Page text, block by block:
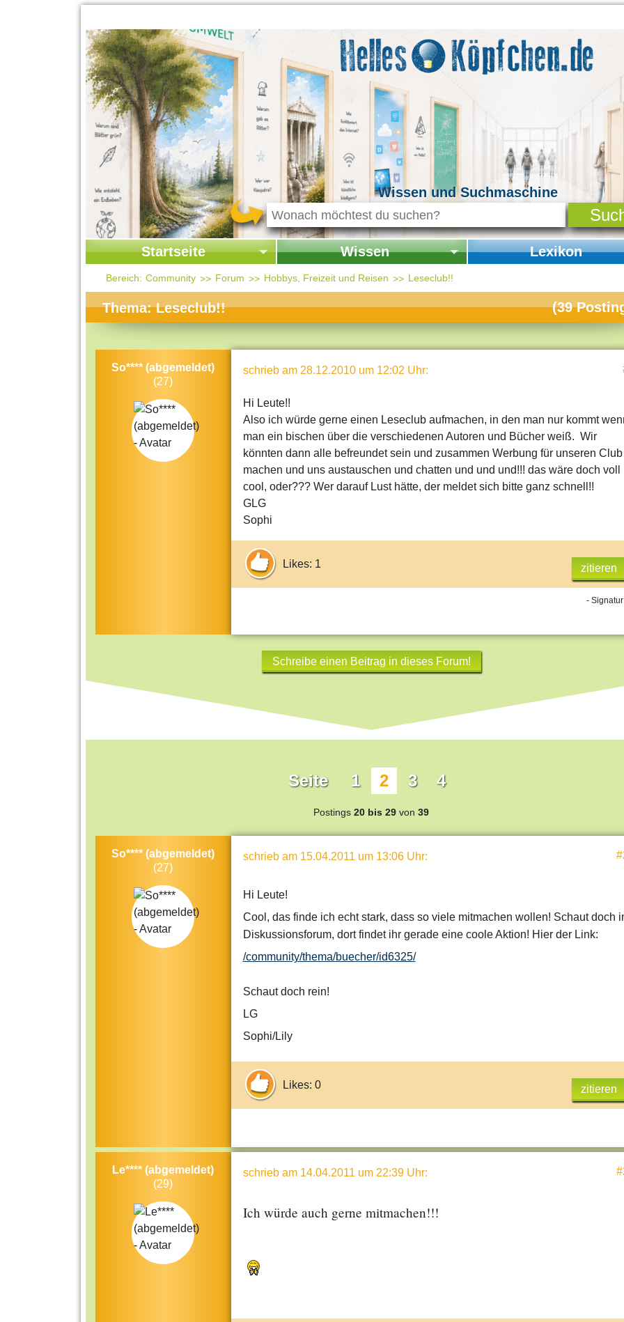
Wissen und Suchmaschine
Startseite
Startseite
Kontakt
Themen-Specials
Häufig gesucht
Beliebte Artikel
Wissen
Startseite Wissen
Kolumne
Mensch & Natur
Gesellschaft & Politik
Ratgeber & Tipps
Universum
Kunst
Technik
Fragen und Antworten
Lexikon
Bereich: Community Forum Hobbys, Freizeit und Reisen Leseclub!!
Thema: Leseclub!! (39
So**** (abgemeldet)
(27)
schrieb am 28.12.2010 um 12:02 Uhr:
Hi Leute!!
Also ich würde gerne einen Leseclub aufmachen, in den man nur kommt
man ein bischen über die verschiedenen Autoren und Bücher weiß. Wir
könnten dann alle befreundet sein und zusammen Werbung für unseren Club
machen und uns austauschen und chatten und und und!!! das wäre doch voll
cool, oder??? Wer darauf Lust hätte, der meldet sich bitte ganz schnell!!
GLG
Sophi
Likes: 1 zitieren
-
Schreibe einen Beitrag in dieses Forum!
Seite 1 2 3 4
Postings 20 bis 29 von 39
So**** (abgemeldet)
(27)
schrieb am 15.04.2011 um 13:06 Uhr:
Hi Leute!
Cool, das finde ich echt stark, dass so viele mitmachen wollen! Schaut doch
Diskussionsforum, dort findet ihr gerade eine coole Aktion! Hier der Link:
/community/thema/buecher/id6325/
Schaut doch rein!
LG
Sophi/Lily
Likes: 0 zitieren
Le**** (abgemeldet)
(29)
schrieb am 14.04.2011 um 22:39 Uhr:
Ich würde auch gerne mitmachen!!!